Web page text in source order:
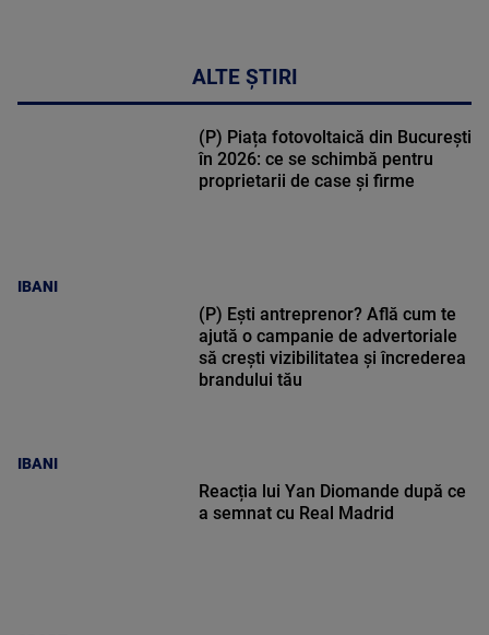
ALTE ȘTIRI
IBANI
(P) Piața fotovoltaică din București
în 2026: ce se schimbă pentru
proprietarii de case și firme
IBANI
(P) Ești antreprenor? Află cum te
ajută o campanie de advertoriale
să crești vizibilitatea și încrederea
brandului tău
Reacția lui Yan Diomande după ce
a semnat cu Real Madrid